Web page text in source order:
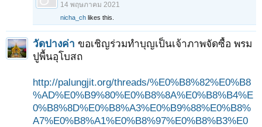
14 พฤษภาคม 2021
nicha_ch likes this.
วัดปางค่า ขอเชิญร่วมทำบุญเป็นเจ้าภาพจัดซื้อ พรม
ปูพื้นอุโบสถ
http://palungjit.org/threads/%E0%B8%82%E0%B8
%AD%E0%B9%80%E0%B8%8A%E0%B8%B4%E
0%B8%8D%E0%B8%A3%E0%B9%88%E0%B8%
A7%E0%B8%A1%E0%B8%97%E0%B8%B3%E0